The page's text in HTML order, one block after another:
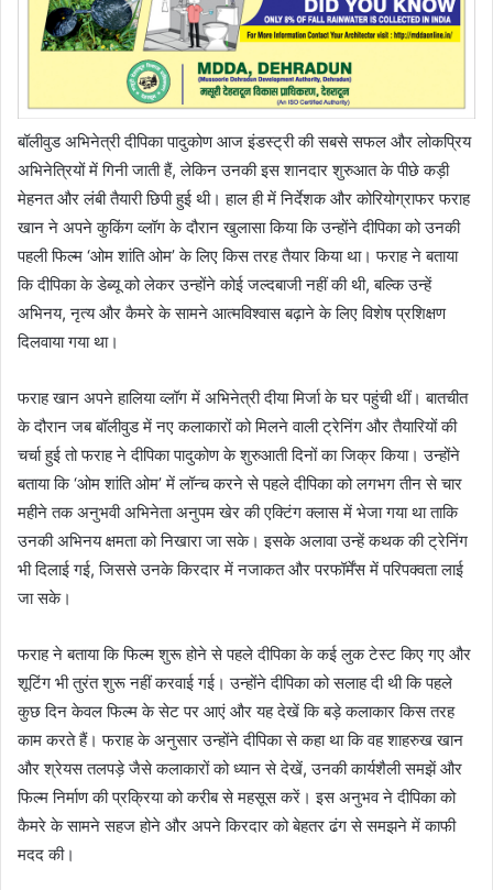
बॉलीवुड अभिनेत्री दीपिका पादुकोण आज इंडस्ट्री की सबसे सफल और लोकप्रिय
अभिनेत्रियों में गिनी जाती हैं, लेकिन उनकी इस शानदार शुरुआत के पीछे कड़ी
मेहनत और लंबी तैयारी छिपी हुई थी। हाल ही में निर्देशक और कोरियोग्राफर फराह
खान ने अपने कुकिंग व्लॉग के दौरान खुलासा किया कि उन्होंने दीपिका को उनकी
पहली फिल्म ‘ओम शांति ओम’ के लिए किस तरह तैयार किया था। फराह ने बताया
कि दीपिका के डेब्यू को लेकर उन्होंने कोई जल्दबाजी नहीं की थी, बल्कि उन्हें
अभिनय, नृत्य और कैमरे के सामने आत्मविश्वास बढ़ाने के लिए विशेष प्रशिक्षण
दिलवाया गया था।
फराह खान अपने हालिया व्लॉग में अभिनेत्री दीया मिर्जा के घर पहुंची थीं। बातचीत
के दौरान जब बॉलीवुड में नए कलाकारों को मिलने वाली ट्रेनिंग और तैयारियों की
चर्चा हुई तो फराह ने दीपिका पादुकोण के शुरुआती दिनों का जिक्र किया। उन्होंने
बताया कि ‘ओम शांति ओम’ में लॉन्च करने से पहले दीपिका को लगभग तीन से चार
महीने तक अनुभवी अभिनेता अनुपम खेर की एक्टिंग क्लास में भेजा गया था ताकि
उनकी अभिनय क्षमता को निखारा जा सके। इसके अलावा उन्हें कथक की ट्रेनिंग
भी दिलाई गई, जिससे उनके किरदार में नजाकत और परफॉर्मेंस में परिपक्वता लाई
जा सके।
फराह ने बताया कि फिल्म शुरू होने से पहले दीपिका के कई लुक टेस्ट किए गए और
शूटिंग भी तुरंत शुरू नहीं करवाई गई। उन्होंने दीपिका को सलाह दी थी कि पहले
कुछ दिन केवल फिल्म के सेट पर आएं और यह देखें कि बड़े कलाकार किस तरह
काम करते हैं। फराह के अनुसार उन्होंने दीपिका से कहा था कि वह शाहरुख खान
और श्रेयस तलपड़े जैसे कलाकारों को ध्यान से देखें, उनकी कार्यशैली समझें और
फिल्म निर्माण की प्रक्रिया को करीब से महसूस करें। इस अनुभव ने दीपिका को
कैमरे के सामने सहज होने और अपने किरदार को बेहतर ढंग से समझने में काफी
मदद की।